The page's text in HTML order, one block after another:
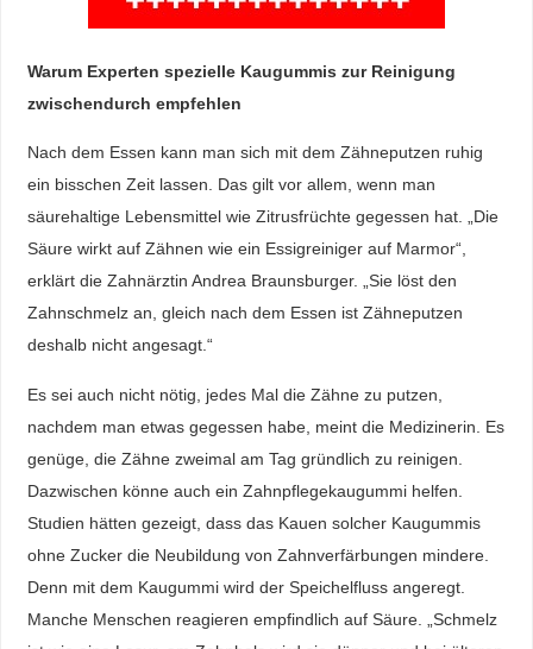
Warum Experten spezielle Kaugummis zur Reinigung
zwischendurch empfehlen
Nach dem Essen kann man sich mit dem Zähneputzen ruhig
ein bisschen Zeit lassen. Das gilt vor allem, wenn man
säurehaltige Lebensmittel wie Zitrusfrüchte gegessen hat. „Die
Säure wirkt auf Zähnen wie ein Essigreiniger auf Marmor“,
erklärt die Zahnärztin Andrea Braunsburger. „Sie löst den
Zahnschmelz an, gleich nach dem Essen ist Zähneputzen
deshalb nicht angesagt.“
Es sei auch nicht nötig, jedes Mal die Zähne zu putzen,
nachdem man etwas gegessen habe, meint die Medizinerin. Es
genüge, die Zähne zweimal am Tag gründlich zu reinigen.
Dazwischen könne auch ein Zahnpflegekaugummi helfen.
Studien hätten gezeigt, dass das Kauen solcher Kaugummis
ohne Zucker die Neubildung von Zahnverfärbungen mindere.
Denn mit dem Kaugummi wird der Speichelfluss angeregt.
Manche Menschen reagieren empfindlich auf Säure. „Schmelz